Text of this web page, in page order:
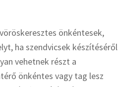
önkéntesek,
ha szendvicsek készítéséről
vehetnek részt a
önkéntes vagy tag lesz